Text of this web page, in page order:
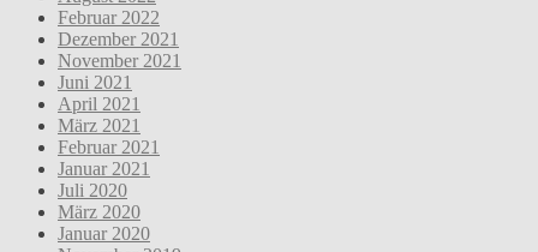
Februar 2022
Dezember 2021
November 2021
Juni 2021
April 2021
März 2021
Februar 2021
Januar 2021
Juli 2020
März 2020
Januar 2020